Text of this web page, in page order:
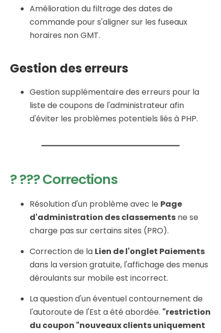
Amélioration du filtrage des dates de
commande pour s'aligner sur les fuseaux
horaires non GMT.
Gestion des erreurs
Gestion supplémentaire des erreurs pour la
liste de coupons de l'administrateur afin
d'éviter les problèmes potentiels liés à PHP.
? ??? Corrections
Résolution d'un problème avec le Page
d'administration des classements ne se
charge pas sur certains sites (PRO).
Correction de la Lien de l'onglet Paiements
dans la version gratuite, l'affichage des menus
déroulants sur mobile est incorrect.
La question d'un éventuel contournement de
l'autoroute de l'Est a été abordée. "restriction
du coupon "nouveaux clients uniquement